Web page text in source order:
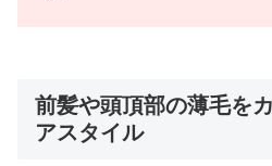
前髪や頭頂部の薄毛を
アスタイル